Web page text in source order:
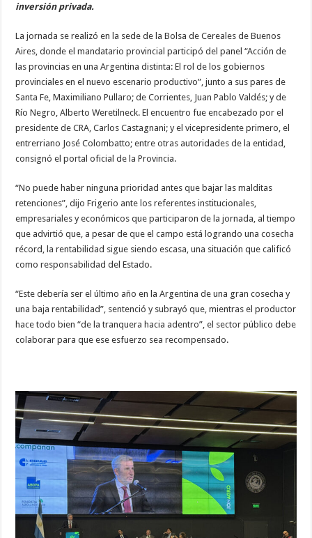
inversión privada.
La jornada se realizó en la sede de la Bolsa de Cereales de Buenos
Aires, donde el mandatario provincial participó del panel “Acción de
las provincias en una Argentina distinta: El rol de los gobiernos
provinciales en el nuevo escenario productivo”, junto a sus pares de
Santa Fe, Maximiliano Pullaro; de Corrientes, Juan Pablo Valdés; y de
Río Negro, Alberto Weretilneck. El encuentro fue encabezado por el
presidente de CRA, Carlos Castagnani; y el vicepresidente primero, el
entrerriano José Colombatto; entre otras autoridades de la entidad,
consignó el portal oficial de la Provincia.
“No puede haber ninguna prioridad antes que bajar las malditas
retenciones”, dijo Frigerio ante los referentes institucionales,
empresariales y económicos que participaron de la jornada, al tiempo
que advirtió que, a pesar de que el campo está logrando una cosecha
récord, la rentabilidad sigue siendo escasa, una situación que calificó
como responsabilidad del Estado.
“Este debería ser el último año en la Argentina de una gran cosecha y
una baja rentabilidad”, sentenció y subrayó que, mientras el productor
hace todo bien “de la tranquera hacia adentro”, el sector público debe
colaborar para que ese esfuerzo sea recompensado.